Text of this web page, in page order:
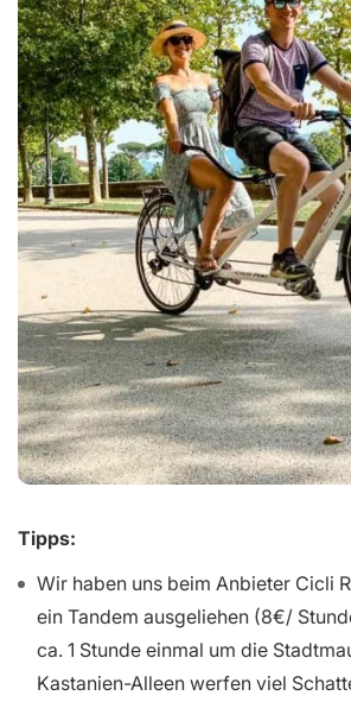
Tipps:
Wir haben uns beim Anbieter Cicli
ein Tandem ausgeliehen (8€/
ca. 1 Stunde einmal um die
Kastanien-Alleen werfen viel